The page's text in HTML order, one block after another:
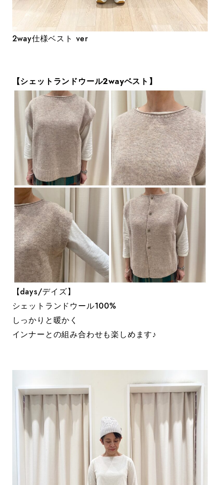
2way仕様ベスト ver
【シェットランドウール2wayベスト】
【days/デイズ】
シェットランドウール100%
しっかりと暖かく
インナーとの組み合わせも楽しめます♪